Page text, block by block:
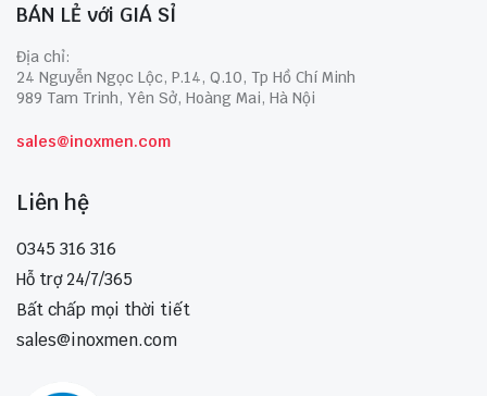
BÁN LẺ với GIÁ SỈ
Địa chỉ:
24 Nguyễn Ngọc Lộc, P.14, Q.10, Tp Hồ Chí Minh
989 Tam Trinh, Yên Sở, Hoàng Mai, Hà Nội
sales@inoxmen.com
Liên hệ
0345 316 316
Hỗ trợ 24/7/365
Bất chấp mọi thời tiết
sales@inoxmen.com